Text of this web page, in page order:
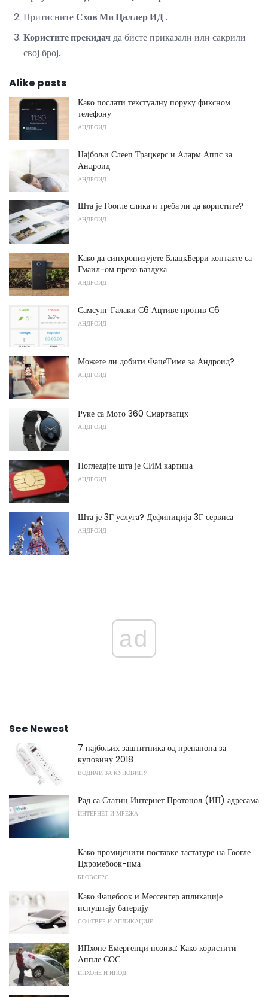
ПритиснитеСхов Ми Цаллер ИД.
Користите прекидачда бисте приказали или сакрили
свој број.
Alike posts
Како послати текстуалну поруку фиксном
телефону
АНДРОИД
Најбољи Слееп Трацкерс и Аларм Аппс за
Андроид
АНДРОИД
Шта је Гоогле слика и треба ли да користите?
АНДРОИД
Како да синхронизујете БлацкБерри контакте са
Гмаил-ом преко ваздуха
АНДРОИД
Самсунг Галаки С6 Ацтиве против С6
АНДРОИД
Можете ли добити ФацеТиме за Андроид?
АНДРОИД
Руке са Мото 360 Смартватцх
АНДРОИД
Погледајте шта је СИМ картица
АНДРОИД
Шта је 3Г услуга? Дефиниција 3Г сервиса
АНДРОИД
ad
See Newest
7 најбољих заштитника од пренапона за
куповину 2018
ВОДИЧИ ЗА КУПОВИНУ
Рад са Статиц Интернет Протоцол (ИП) адресама
ИНТЕРНЕТ И МРЕЖА
Како промијенити поставке тастатуре на Гоогле
Цхромебоок-има
БРОВСЕРС
Како Фацебоок и Мессенгер апликације
испуштају батерију
СОФТВЕР И АПЛИКАЦИЈЕ
ИПхоне Емергенци позива: Како користити
Аппле СОС
ИПХОНЕ И ИПОД